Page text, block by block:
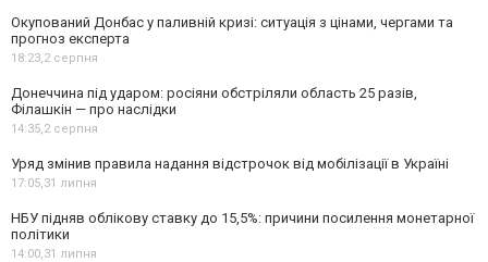
Окупований Донбас у паливній кризі: ситуація з цінами, чергами та
прогноз експерта
18:23,2 серпня
Донеччина під ударом: росіяни обстріляли область 25 разів,
Філашкін — про наслідки
14:35,2 серпня
Уряд змінив правила надання відстрочок від мобілізації в Україні
17:05,31 липня
НБУ підняв облікову ставку до 15,5%: причини посилення монетарної
політики
14:00,31 липня